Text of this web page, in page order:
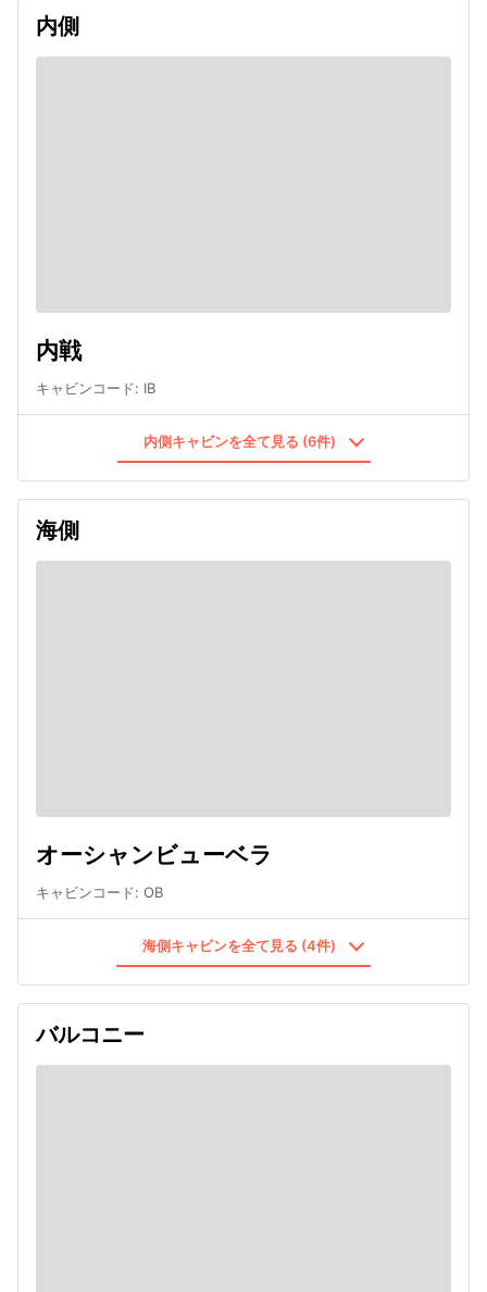
内側
内戦
キャビンコード: IB
内側キャビンを全て見る (6件)
海側
オーシャンビューベラ
キャビンコード: OB
海側キャビンを全て見る (4件)
バルコニー